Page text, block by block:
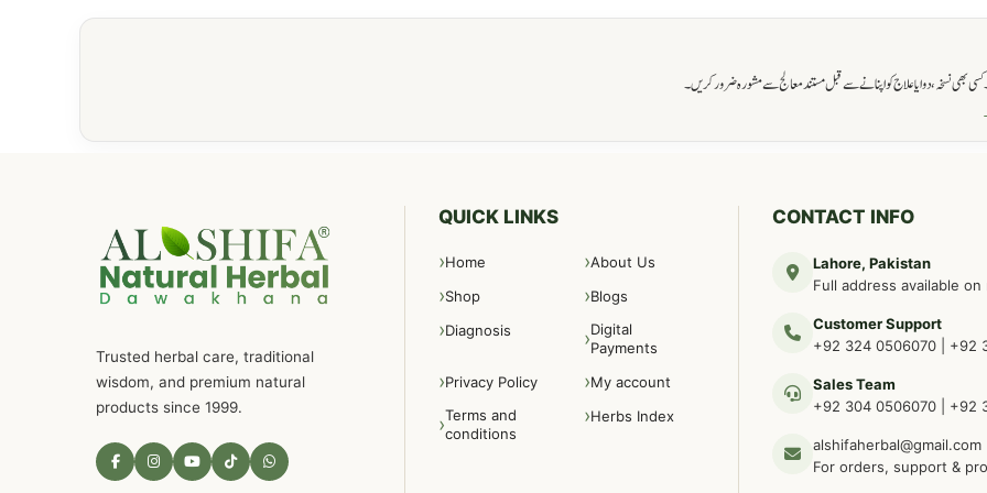
نسخہ، دوا یا علاج کو اپنانے سے قبل مستند معالج سے مشورہ ضرور کریں۔
Trusted herbal care, traditional
wisdom, and premium natural
products since 1999.
QUICK LINKS
Home
About Us
Shop
Blogs
Diagnosis
Digital
Payments
Privacy Policy
My account
Terms and
conditions
Herbs Index
CONTACT INFO
Lahore, Pakistan
Full address available
Customer Support
+92 324 0506070
+92
Sales Team
+92 304 0506070
+92
alshifaherbal@gmail.com
For orders, support &